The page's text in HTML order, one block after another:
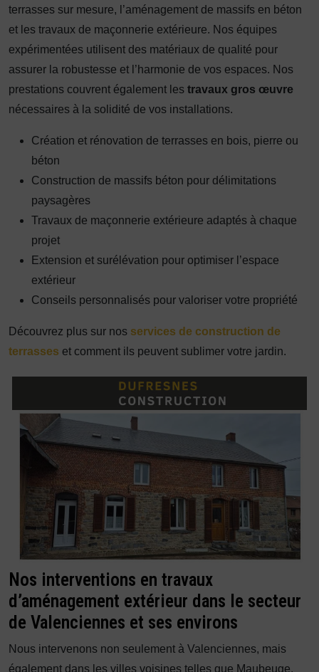
terrasses sur mesure, l’aménagement de massifs en béton
et les travaux de maçonnerie extérieure. Nos équipes
expérimentées utilisent des matériaux de qualité pour
assurer la robustesse et l’harmonie de vos espaces. Nos
prestations couvrent également les travaux gros œuvre
nécessaires à la solidité de vos installations.
Création et rénovation de terrasses en bois, pierre ou
béton
Construction de massifs béton pour délimitations
paysagères
Travaux de maçonnerie extérieure adaptés à chaque
projet
Extension et surélévation pour optimiser l’espace
extérieur
Conseils personnalisés pour valoriser votre propriété
Découvrez plus sur nos services de construction de
terrasses et comment ils peuvent sublimer votre jardin.
Nos interventions en travaux
d’aménagement extérieur dans le secteur
de Valenciennes et ses environs
Nous intervenons non seulement à Valenciennes, mais
également dans les villes voisines telles que Maubeuge,